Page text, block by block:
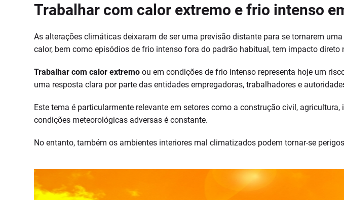
Trabalhar com calor extremo e frio intenso
As alterações climáticas deixaram de ser uma previsão distante para se tornarem
calor, bem como episódios de frio intenso fora do padrão habitual, tem impacto direto
Trabalhar com calor extremoou em condições de frio intenso representa hoje um
uma resposta clara por parte das entidades empregadoras, trabalhadores e
Este tema é particularmente relevante em setores como a construção civil,
condições meteorológicas adversas é constante.
No entanto, também os ambientes interiores mal climatizados podem tornar-se